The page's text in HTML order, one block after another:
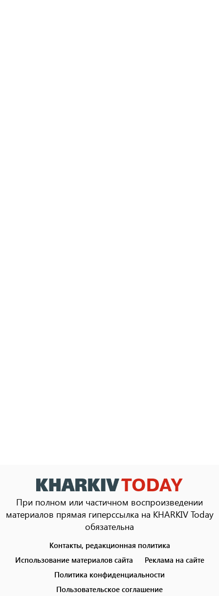
При полном или частичном воспроизведении
материалов прямая гиперссылка на KHARKIV Today
обязательна
menu
Контакты, редакционная политика
Использование материалов сайта
Реклама на сайте
Политика конфиденциальности
Пользовательское соглашение